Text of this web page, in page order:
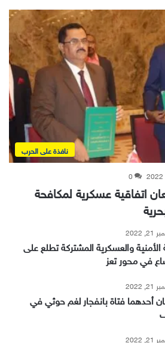
نافذة على الحرب
0
اتفاقية عسكرية لمكافحة
2022
الأمنية والعسكرية المشتركة تطلع على
في محور تعز
2022
أحدهما فتاة بانفجار لغم حوثي في
2022